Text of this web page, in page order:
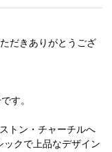
だきありがとうござ
す。
トン・チャーチルへ
クで上品なデザイン